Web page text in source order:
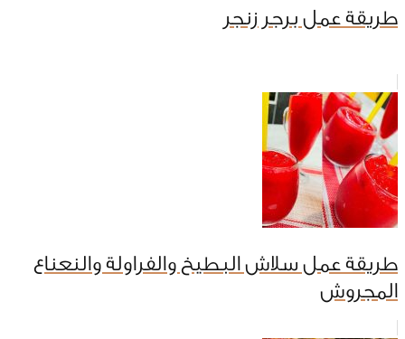
طريقة عمل برجر زنجر
طريقة عمل سلاش البطيخ والفراولة والنعناع
المجروش